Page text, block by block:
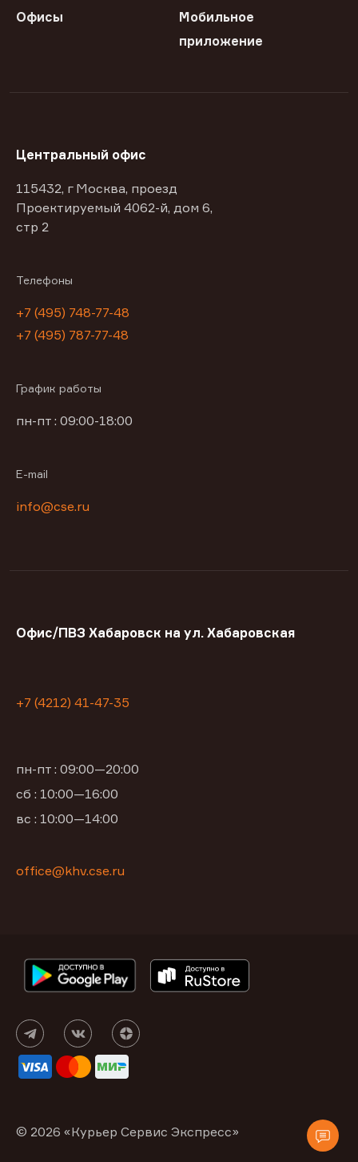
Офисы
Мобильное
приложение
Центральный офис
115432, г Москва, проезд
Проектируемый 4062-й, дом 6,
стр 2
Телефоны
+7 (495) 748-77-48
+7 (495) 787-77-48
График работы
пн-пт : 09:00-18:00
E-mail
info@cse.ru
Офис/ПВЗ Хабаровск на ул. Хабаровская
+7 (4212) 41-47-35
пн-пт : 09:00—20:00
сб : 10:00—16:00
вс : 10:00—14:00
office@khv.cse.ru
© 2026 «Курьер Сервис Экспресс»